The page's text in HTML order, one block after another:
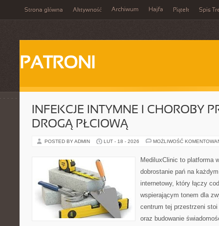
Strona główna Aktywność Archiwum Hajfa Piątek Spis
PATRONI
INFEKCJE INTYMNE I CHOROBY
DROGĄ PŁCIOWĄ
POSTED BY ADMIN LUT - 18 - 2026 MOŻLIWOŚĆ
MediluxClinic to platforma
dobrostanie pań na
internetowy, który łączy
wspierającym tonem dla
centrum tej przestrzeni
oraz budowanie